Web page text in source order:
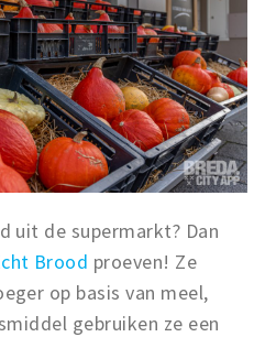
uit de supermarkt? Dan
Brood proeven! Ze
op basis van meel,
gebruiken ze een